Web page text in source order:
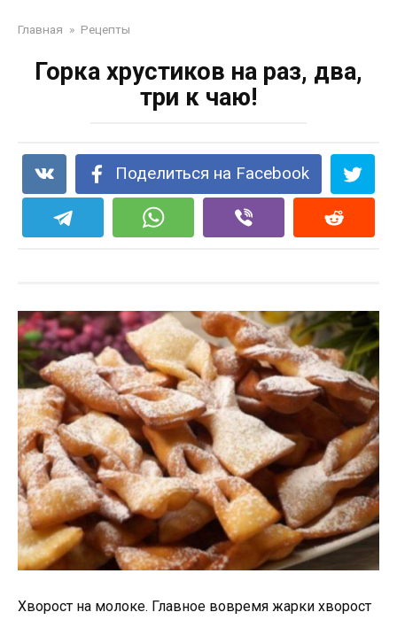
Главная » Рецепты
Горка хрустиков на раз, два,
три к чаю!
Поделиться на Facebook
Хворост на молоке. Главное вовремя жарки хворост